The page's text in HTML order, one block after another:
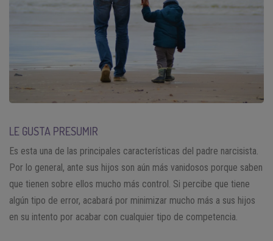
LE GUSTA PRESUMIR
Es esta una de las principales características del padre narcisista.
Por lo general, ante sus hijos son aún más vanidosos porque saben
que tienen sobre ellos mucho más control. Si percibe que tiene
algún tipo de error, acabará por minimizar mucho más a sus hijos
en su intento por acabar con cualquier tipo de competencia.